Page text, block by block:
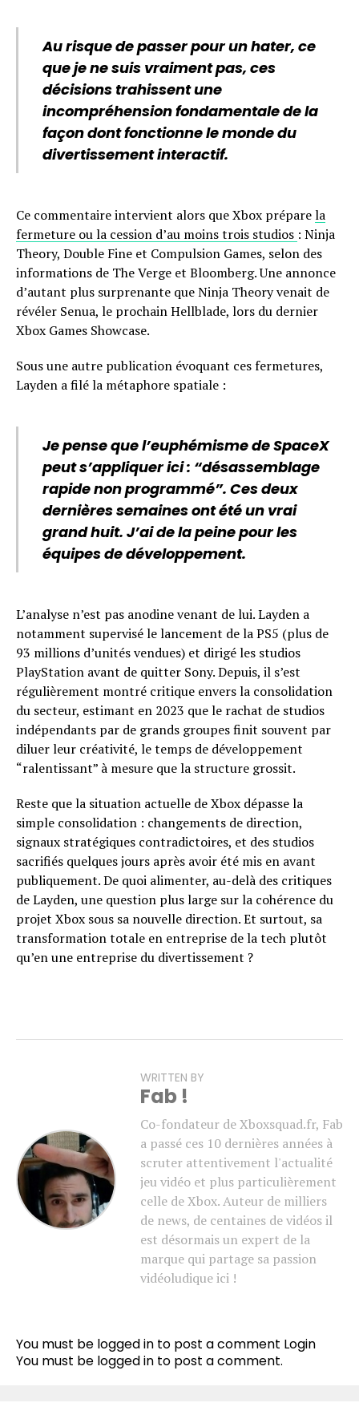
Au risque de passer pour un hater, ce
que je ne suis vraiment pas, ces
décisions trahissent une
incompréhension fondamentale de la
façon dont fonctionne le monde du
divertissement interactif.
Ce commentaire intervient alors que Xbox préparela
fermeture ou la cession d’au moins trois studios : Ninja
Theory, Double Fine et Compulsion Games, selon des
informations de The Verge et Bloomberg. Une annonce
d’autant plus surprenante que Ninja Theory venait de
révéler Senua, le prochain Hellblade, lors du dernier
Xbox Games Showcase.
Sous une autre publication évoquant ces fermetures,
Layden a filé la métaphore spatiale :
Je pense que l’euphémisme de SpaceX
peut s’appliquer ici : “désassemblage
rapide non programmé”. Ces deux
dernières semaines ont été un vrai
grand huit. J’ai de la peine pour les
équipes de développement.
L’analyse n’est pas anodine venant de lui. Layden a
notamment supervisé le lancement de la PS5 (plus de
93 millions d’unités vendues) et dirigé les studios
PlayStation avant de quitter Sony. Depuis, il s’est
régulièrement montré critique envers la consolidation
du secteur, estimant en 2023 que le rachat de studios
indépendants par de grands groupes finit souvent par
diluer leur créativité, le temps de développement
“ralentissant” à mesure que la structure grossit.
Reste que la situation actuelle de Xbox dépasse la
simple consolidation : changements de direction,
signaux stratégiques contradictoires, et des studios
sacrifiés quelques jours après avoir été mis en avant
publiquement. De quoi alimenter, au-delà des critiques
de Layden, une question plus large sur la cohérence du
projet Xbox sous sa nouvelle direction. Et surtout, sa
transformation totale en entreprise de la tech plutôt
qu’en une entreprise du divertissement ?
WRITTEN BY
Fab !
Co-fondateur de Xboxsquad.fr, Fab
a passé ces 10 dernières années à
scruter attentivement l'actualité
jeu vidéo et plus particulièrement
celle de Xbox. Auteur de milliers
de news, de centaines de vidéos il
est désormais un expert de la
marque qui partage sa passion
vidéoludique ici !
You must be logged in to post a comment Login
You must be logged in to post a comment.